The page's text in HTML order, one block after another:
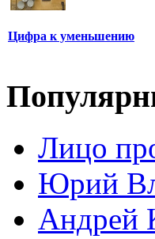
Цифра к уменьшению
Лицо
Юрий
Андрей